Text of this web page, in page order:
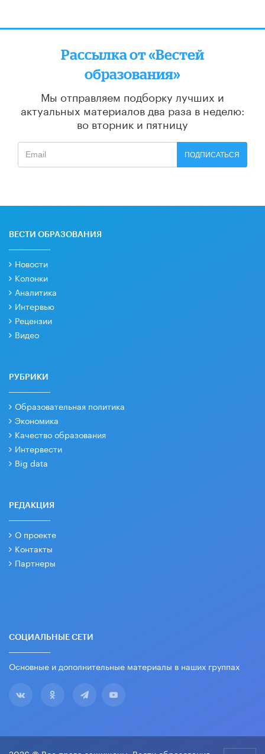
Рассылка от «Вестей
образования»
Мы отправляем подборку лучших и
актуальных материалов два раза в неделю:
во вторник и пятницу
ПОДПИСАТЬСЯ
ВЕСТИ ОБРАЗОВАНИЯ
Новости
Колонки
Аналитика
Интервью
Рецензии
Видео
РУБРИКИ
Образовательная политика
Экономика
Качество образования
Интервести
Big data
РЕДАКЦИЯ
О проекте
Контакты
Партнеры
СОЦИАЛЬНЫЕ СЕТИ
Основные и дополнительные материалы в наших группах